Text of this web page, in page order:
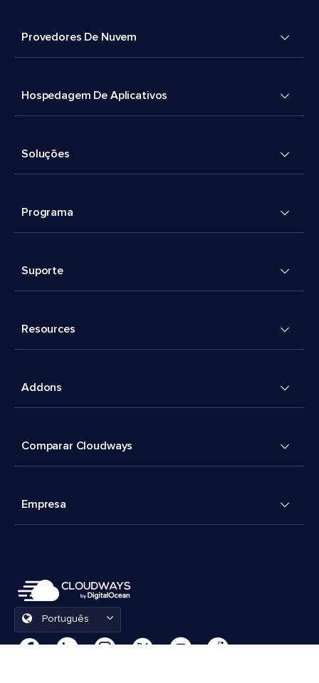
Provedores De Nuvem
Hospedagem De Aplicativos
Soluções
Programa
Suporte
Resources
Addons
Comparar Cloudways
Empresa
Português